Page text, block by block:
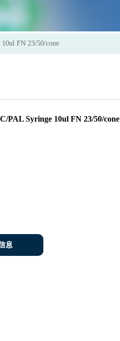
FN 23/50/cone
PAL Syringe 10ul FN 23/50/cone
息